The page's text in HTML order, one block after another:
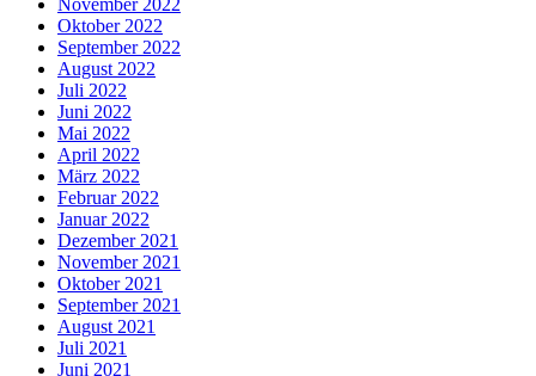
November 2022
Oktober 2022
September 2022
August 2022
Juli 2022
Juni 2022
Mai 2022
April 2022
März 2022
Februar 2022
Januar 2022
Dezember 2021
November 2021
Oktober 2021
September 2021
August 2021
Juli 2021
Juni 2021